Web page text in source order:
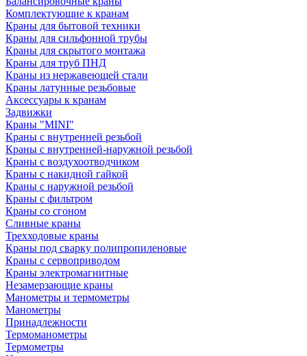
Комплектующие к кранам
Краны для бытовой техники
Краны для сильфонной трубы
Краны для скрытого монтажа
Краны для труб ПНД
Краны из нержавеющей стали
Краны латунные резьбовые
Аксессуары к кранам
Задвижки
Краны "MINI"
Краны с внутренней резьбой
Краны с внутренней-наружной резьбой
Краны с воздухоотводчиком
Краны с накидной гайкой
Краны с наружной резьбой
Краны с фильтром
Краны со сгоном
Сливные краны
Трехходовые краны
Краны под сварку полипропиленовые
Краны с сервоприводом
Краны электромагнитные
Незамерзающие краны
Манометры и термометры
Манометры
Принадлежности
Термоманометры
Термометры